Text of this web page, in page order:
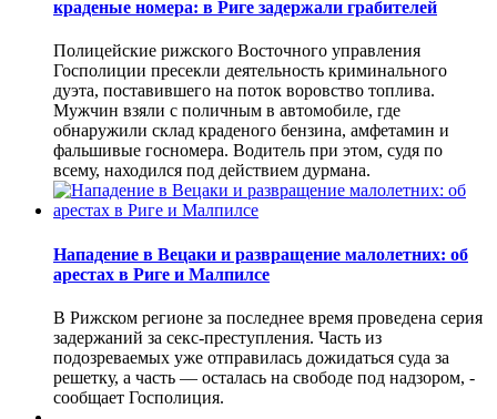
краденые номера: в Риге задержали грабителей
Полицейские рижского Восточного управления
Госполиции пресекли деятельность криминального
дуэта, поставившего на поток воровство топлива.
Мужчин взяли с поличным в автомобиле, где
обнаружили склад краденого бензина, амфетамин и
фальшивые госномера. Водитель при этом, судя по
всему, находился под действием дурмана.
Нападение в Вецаки и развращение малолетних: об
арестах в Риге и Малпилсе
В Рижском регионе за последнее время проведена серия
задержаний за секс-преступления. Часть из
подозреваемых уже отправилась дожидаться суда за
решетку, а часть — осталась на свободе под надзором, -
сообщает Госполиция.